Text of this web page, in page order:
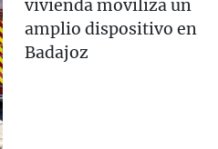
vivienda moviliza un
amplio dispositivo en
Badajoz